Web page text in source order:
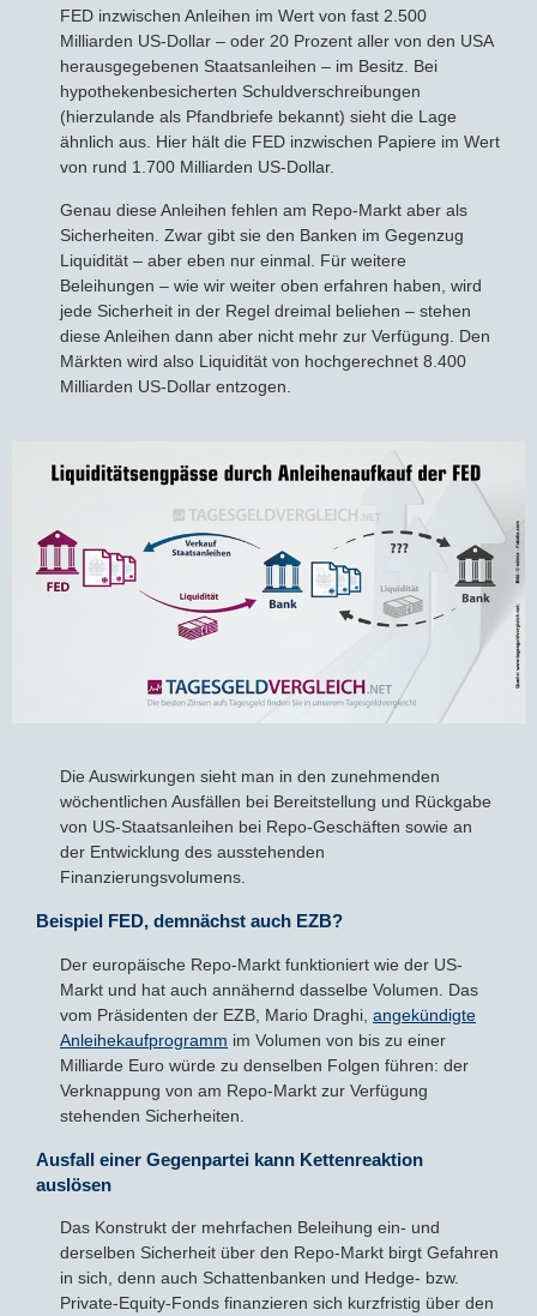
FED inzwischen Anleihen im Wert von fast 2.500
Milliarden US-Dollar – oder 20 Prozent aller von den USA
herausgegebenen Staatsanleihen – im Besitz. Bei
hypothekenbesicherten Schuldverschreibungen
(hierzulande als Pfandbriefe bekannt) sieht die Lage
ähnlich aus. Hier hält die FED inzwischen Papiere im Wert
von rund 1.700 Milliarden US-Dollar.
Genau diese Anleihen fehlen am Repo-Markt aber als
Sicherheiten. Zwar gibt sie den Banken im Gegenzug
Liquidität – aber eben nur einmal. Für weitere
Beleihungen – wie wir weiter oben erfahren haben, wird
jede Sicherheit in der Regel dreimal beliehen – stehen
diese Anleihen dann aber nicht mehr zur Verfügung. Den
Märkten wird also Liquidität von hochgerechnet 8.400
Milliarden US-Dollar entzogen.
Die Auswirkungen sieht man in den zunehmenden
wöchentlichen Ausfällen bei Bereitstellung und Rückgabe
von US-Staatsanleihen bei Repo-Geschäften sowie an
der Entwicklung des ausstehenden
Finanzierungsvolumens.
Beispiel FED, demnächst auch EZB?
Der europäische Repo-Markt funktioniert wie der US-
Markt und hat auch annähernd dasselbe Volumen. Das
vom Präsidenten der EZB, Mario Draghi, angekündigte
Anleihekaufprogramm im Volumen von bis zu einer
Milliarde Euro würde zu denselben Folgen führen: der
Verknappung von am Repo-Markt zur Verfügung
stehenden Sicherheiten.
Ausfall einer Gegenpartei kann Kettenreaktion
auslösen
Das Konstrukt der mehrfachen Beleihung ein- und
derselben Sicherheit über den Repo-Markt birgt Gefahren
in sich, denn auch Schattenbanken und Hedge- bzw.
Private-Equity-Fonds finanzieren sich kurzfristig über den